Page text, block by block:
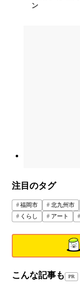
ン
注目のタグ
福岡市 北九州市
くらし
アート
こんな記事も PR